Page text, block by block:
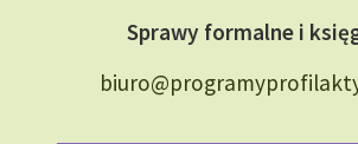
Sprawy formalne i